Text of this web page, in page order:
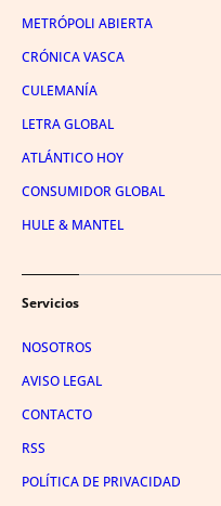
METRÓPOLI ABIERTA
CRÓNICA VASCA
CULEMANÍA
LETRA GLOBAL
ATLÁNTICO HOY
CONSUMIDOR GLOBAL
HULE & MANTEL
Servicios
NOSOTROS
AVISO LEGAL
CONTACTO
RSS
POLÍTICA DE PRIVACIDAD